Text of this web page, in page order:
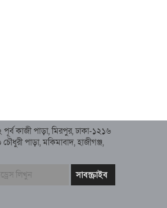
কাজী পাড়া, মিরপুর, ঢাকা-১২১৬
পাড়া, মকিমাবাদ, হাজীগঞ্জ,